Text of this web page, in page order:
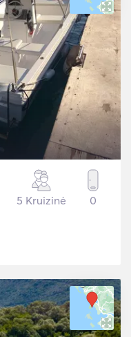
5 Kruizinė 0